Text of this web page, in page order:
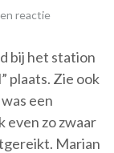
reactie
bij het station
plaats. Zie ook
een
even zo zwaar
Marian